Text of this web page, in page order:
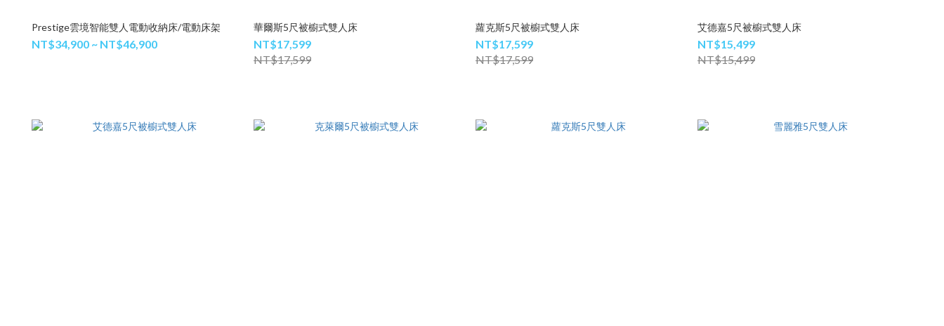
Prestige雲境智能雙人電動收納床/電動床架
NT$34,900 ~ NT$46,900
華爾斯5尺被櫥式雙人床
NT$17,599
NT$17,599
蘿克斯5尺被櫥式雙人床
NT$17,599
NT$17,599
艾德嘉5尺被櫥式雙人床
NT$15,499
NT$15,499